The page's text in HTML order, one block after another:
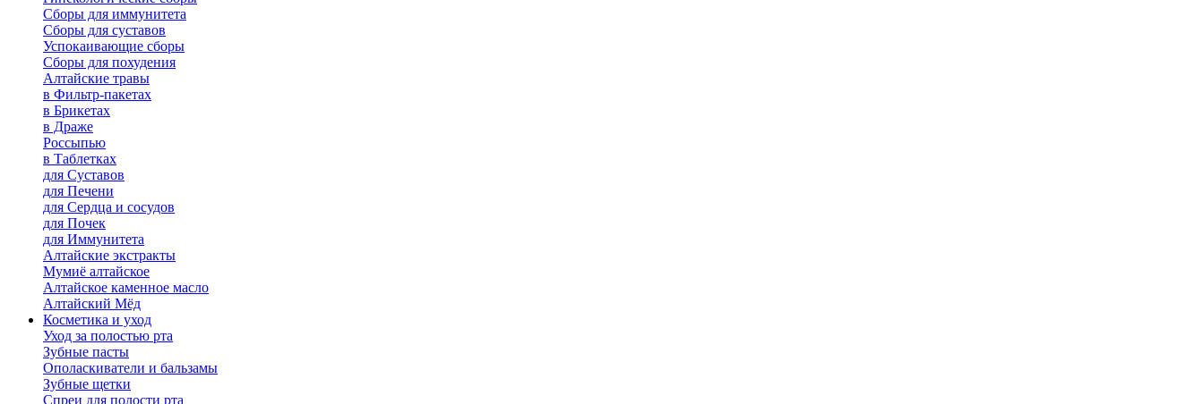
Сборы для иммунитета
Сборы для суставов
Успокаивающие сборы
Сборы для похудения
Алтайские травы
в Фильтр-пакетах
в Брикетах
в Драже
Россыпью
в Таблетках
для Cуставов
для Печени
для Сердца и сосудов
для Почек
для Иммунитета
Алтайские экстракты
Мумиё алтайское
Алтайское каменное масло
Алтайский Мёд
Косметика и уход
Уход за полостью рта
Зубные пасты
Ополаскиватели и бальзамы
Зубные щетки
Спреи для полости рта